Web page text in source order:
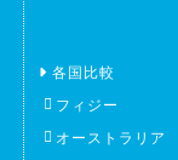
各国比較
フィジー
オーストラリア